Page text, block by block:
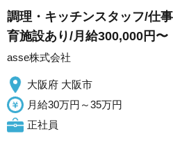
調理・キッチンスタッフ/仕
育施設あり/月給300,000円〜
asse株式会社
大阪府 大阪市
月給30万円～35万円
正社員